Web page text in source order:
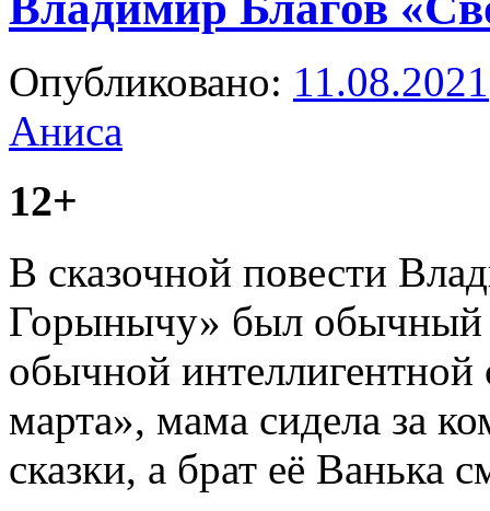
Опубликовано: 11.08.2021
Аниса
12+
В сказочной повести
Горынычу» был обычный
обычной интеллигентной
марта», мама сидела за
сказки, а брат её Ванька